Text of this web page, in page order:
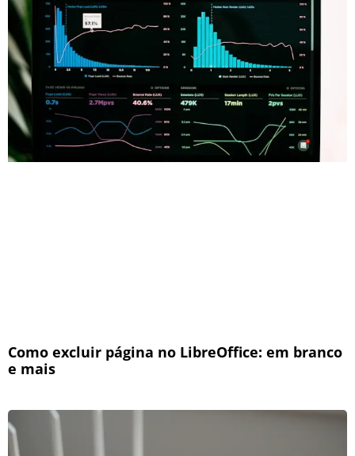
Como excluir página no LibreOffice: em branco
e mais